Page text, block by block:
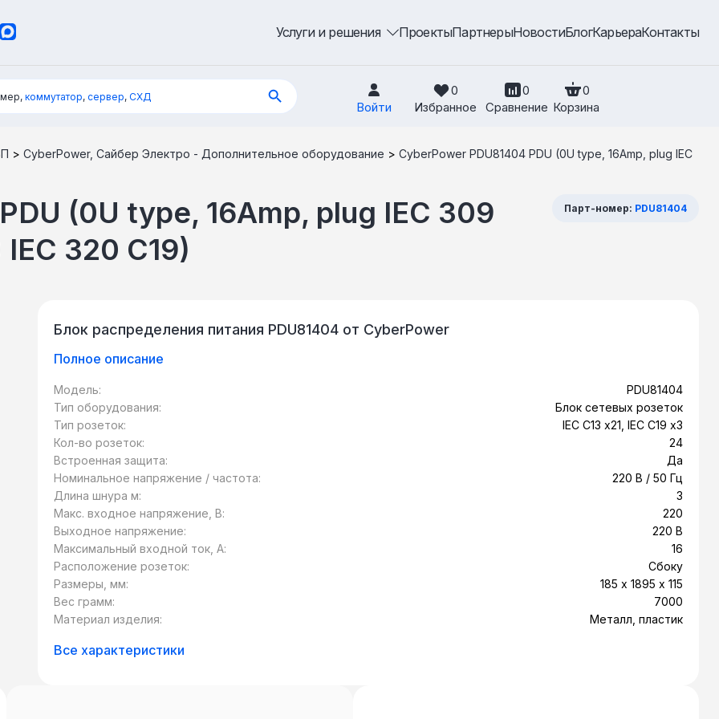
Услуги и решения ПроектыПартнерыНовостиБлогКарьераКонтакты
коммутатор, сервер, СХД
Войти
0
Избранное
0
Сравнение
0
Корзина
> CyberPower, Сайбер Электро - Дополнительное оборудование > CyberPower PDU81404 PDU (0U type, 16Amp, plug IEC
(0U type, 16Amp, plug IEC 309
320 C19)
Парт-номер: PDU81404
Блок распределения питания PDU81404 от CyberPower
Полное описание
Модель:
PDU81404
Тип оборудования:
Блок сетевых розеток
Тип розеток:
IEC C13 x21, IEC C19 x3
Кол-во розеток:
24
Встроенная защита:
Да
Номинальное напряжение / частота:
220 В / 50 Гц
Длина шнура м:
3
Макс. входное напряжение, В:
220
Выходное напряжение:
220 В
Максимальный входной ток, А:
16
Расположение розеток:
Сбоку
Размеры, мм:
185 x 1895 x 115
Вес грамм:
7000
Материал изделия:
Металл, пластик
Все характеристики